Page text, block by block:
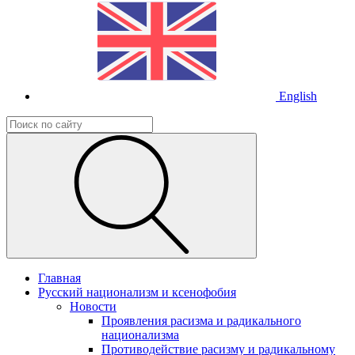
English
Главная
Русский национализм и ксенофобия
Новости
Проявления расизма и радикального
национализма
Противодействие расизму и радикальному